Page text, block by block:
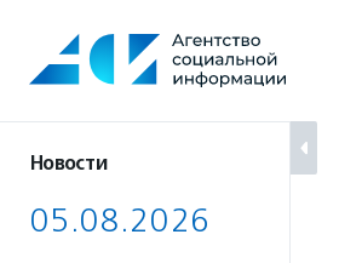
содержанию
Новости
05.08.2026